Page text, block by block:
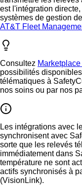
est l'intégration
systèmes de gestion
AT&T Fleet
Consultez
possibilités
télématiques à
nos soins ou par nos
Les intégrations avec
synchronisent avec
sorte que les relevés
immédiatement dans
température ne sont
actifs synchronisés à
(VisionLink).